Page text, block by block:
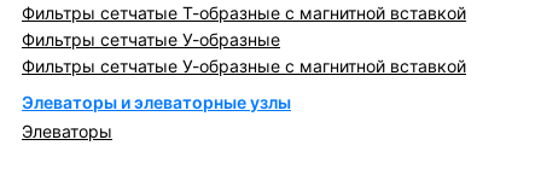
Фильтры сетчатые Т-образные с магнитной вставкой
Фильтры сетчатые У-образные
Фильтры сетчатые У-образные с магнитной вставкой
Элеваторы и элеваторные узлы
Элеваторы